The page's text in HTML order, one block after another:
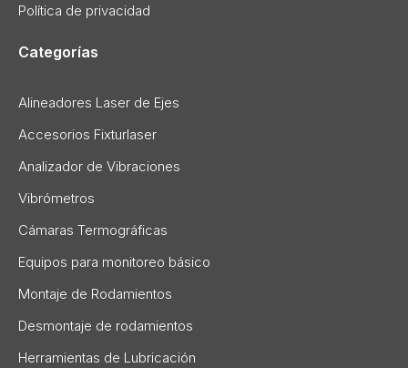
Política de privacidad
Categorías
Alineadores Laser de Ejes
Accesorios Fixturlaser
Analizador de Vibraciones
Vibrómetros
Cámaras Termográficas
Equipos para monitoreo básico
Montaje de Rodamientos
Desmontaje de rodamientos
Herramientas de Lubricación